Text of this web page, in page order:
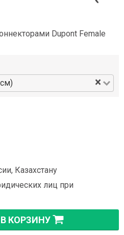
Dupont Female
×
Казахстану
лиц при
В КОРЗИНУ